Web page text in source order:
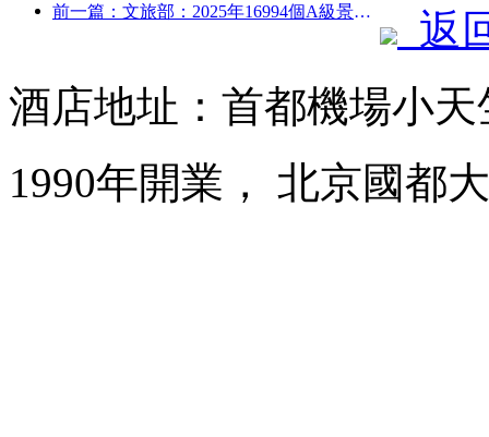
前一篇：文旅部：2025年16994個A級景區接待游客75.1億人次，旅游收入5544.9億
返
酒店地址：首都機場小
1990年開業， 北京國